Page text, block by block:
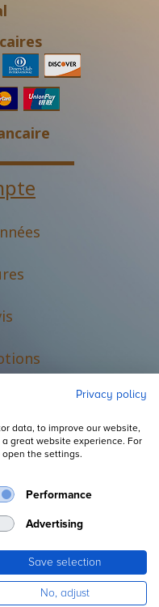
du Petit Futé
eCommerce
Privacy policy
data, to improve our website,
great website experience. For
the settings.
Performance
Advertising
Save selection
No, adjust